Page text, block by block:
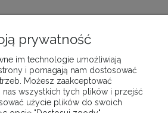
Paste 810, opak. 140 ml
28,90 zł
DO KOSZYKA
prywatność
im technologie umożliwiają
i pomagają nam dostosować
Możesz zaakceptować
wszystkich tych plików i przejść
użycie plików do swoich